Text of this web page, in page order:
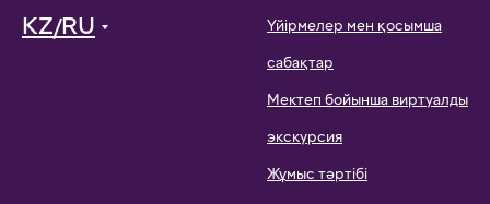
KZ/RU
Үйірмелер мен қосымша
сабақтар
Мектеп бойынша виртуалды
экскурсия
Жұмыс тәртібі